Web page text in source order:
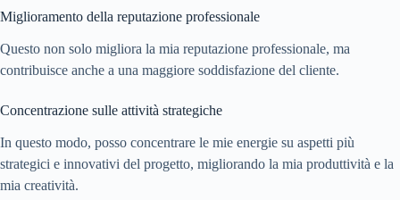
Miglioramento della reputazione professionale
Questo non solo migliora la mia reputazione professionale, ma
contribuisce anche a una maggiore soddisfazione del cliente.
Concentrazione sulle attività strategiche
In questo modo, posso concentrare le mie energie su aspetti più
strategici e innovativi del progetto, migliorando la mia produttività e la
mia creatività.